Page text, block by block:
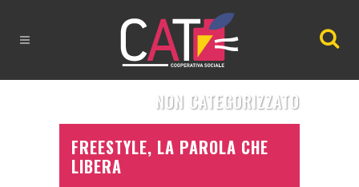
NON CATEGORIZZATO
FREESTYLE, LA PAROLA CHE
LIBERA